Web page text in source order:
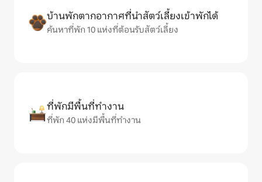
บ้านพักตากอากาศที่นำสัตว์เลี้ยงเข้าพักได้
ค้นหาที่พัก 10 แห่งที่ต้อนรับสัตว์เลี้ยง
ที่พักมีพื้นที่ทำงาน
ที่พัก 40 แห่งมีพื้นที่ทำงาน